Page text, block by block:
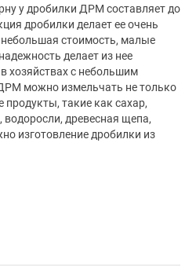
у дробилки ДРМ составляет до
дробилки делает ее очень
стоимость, малые
делает из нее
хозяйствах с небольшим
можно измельчать не только
продукты, такие как сахар,
водоросли, древесная щепа,
изготовление дробилки из